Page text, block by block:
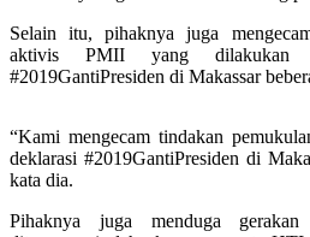
Selain itu, pihaknya juga
aktivis PMII yang dilakukan
#2019GantiPresiden di Makassar
“Kami mengecam tindakan
deklarasi #2019GantiPresiden di
kata dia.
Pihaknya juga menduga gerakan